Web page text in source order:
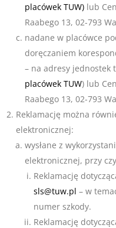
placówek TUW) lub
Raabego 13, 02-793
nadane w placówce
doręczaniem
– na adresy jednostek
placówek TUW) lub
Raabego 13, 02-793
Reklamację można
elektronicznej:
wysłane z
elektronicznej, przy
Reklamację
sls@tuw.pl – w
numer szkody.
Reklamację